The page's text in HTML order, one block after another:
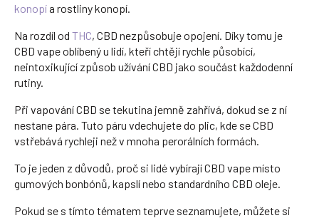
konopía rostliny konopí.
Na rozdíl od THC, CBD nezpůsobuje opojení. Díky tomu je
CBD vape oblíbený u lidí, kteří chtějí rychle působící,
neintoxikující způsob užívání CBD jako součást každodenní
rutiny.
Při vapování CBD se tekutina jemně zahřívá, dokud se z ní
nestane pára. Tuto páru vdechujete do plic, kde se CBD
vstřebává rychleji než v mnoha perorálních formách.
To je jeden z důvodů, proč si lidé vybírají CBD vape místo
gumových bonbónů, kapslí nebo standardního CBD oleje.
Pokud se s tímto tématem teprve seznamujete, můžete si